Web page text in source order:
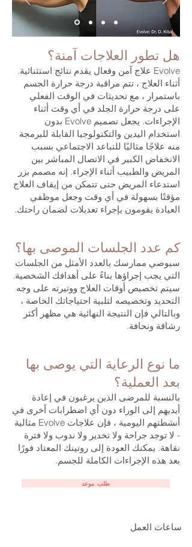
هل تطور العلاجات آمنة؟
Evolve علاج آمن وفعال يقدم نتائج استثنائية.
أثناء العلاج ، تتم مراقبة درجة حرارة الجسم
باستمرار ، مع تحديثات في الوقت الفعلي
على درجة حرارة الجلد في أي وقت أثناء
الإجراءات. يجعل تصميم Evolve بدون
استخدام اليدين والتكنولوجيا القابلة للبرمجة
منه علاجًا مثاليًا للتباعد الاجتماعي بسبب
الانخفاض الكبير في الاتصال المباشر بين
المريض والطبيب أثناء الإجراء. إنه مصمم بزر
استدعاء المريض حتى تتمكن من إيقاف العلاج
مؤقتًا بسهولة في أي وقت وجعل موظفي
العيادة يقومون بإجراء تعديلات لضمان راحتك.
كم عدد الجلسات الموصى بها؟
سيوصي ممارسك بالعدد الأمثل من الجلسات
التي يجب إجراؤها بناءً على أهدافك الشخصية.
سيتم تخصيص أوقات العلاج ووتيرته على وجه
التحديد وتخصيصه لتلبية احتياجاتك الخاصة ،
وبالتالي فإن النتيجة النهائية هي مظهر أكثر
رشاقة ونحافة.
ما نوع الرعاية التي يوصى بها
بعد العملية؟
بالنسبة للمرضى الذين يرغبون في إعادة
أيديهم إلى الوراء دون أي اضطرابات أخرى في
أنشطتهم اليومية ، فإن علاجات Evolve مثالية
- لا توجد جراحة ولا تخدير ولا ندوب ولا فترة
نقاهة. يمكنك العودة إلى روتينك المعتاد فورًا
بعد هذه الإجراءات الكاملة للجسم.
طلب موعد
ساعات العمل